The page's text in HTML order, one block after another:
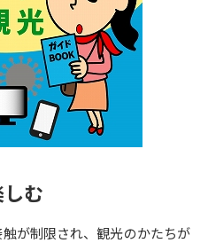
大学院の資料請求
大学入学共通テスト「受験案
内」の請求
高等学校卒業程度認定試験
む
が制限され、観光のかたちが